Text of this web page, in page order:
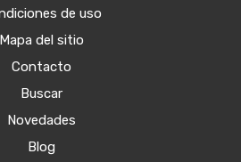
de uso
Mapa del sitio
Contacto
Buscar
Novedades
Blog